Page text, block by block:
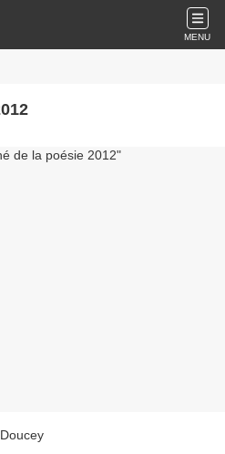
MENU